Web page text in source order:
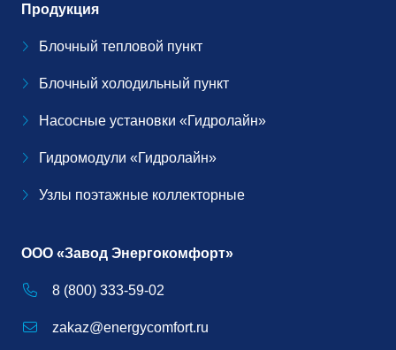
Продукция
Блочный тепловой пункт
Блочный холодильный пункт
Насосные установки «Гидролайн»
Гидромодули «Гидролайн»
Узлы поэтажные коллекторные
ООО «Завод Энергокомфорт»
8 (800) 333-59-02
zakaz@energycomfort.ru